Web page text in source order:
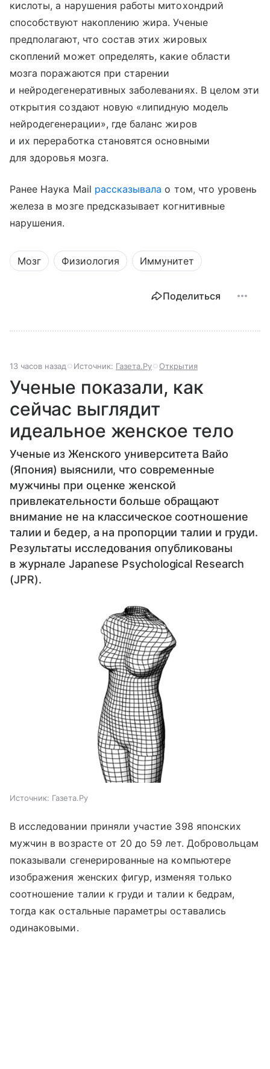
кислоты, а нарушения работы митохондрий
способствуют накоплению жира. Ученые
предполагают, что состав этих жировых
скоплений может определять, какие области
мозга поражаются при старении
и нейродегенеративных заболеваниях. В целом эти
открытия создают новую «липидную модель
нейродегенерации», где баланс жиров
и их переработка становятся основными
для здоровья мозга.
Ранее Наука Mail рассказывала о том, что уровень
железа в мозге предсказывает когнитивные
нарушения.
Мозг Физиология Иммунитет
Поделиться
13 часов назад Источник: Газета.Ру Открытия
Ученые показали, как
сейчас выглядит
идеальное женское тело
Ученые из Женского университета Вайо
(Япония) выяснили, что современные
мужчины при оценке женской
привлекательности больше обращают
внимание не на классическое соотношение
талии и бедер, а на пропорции талии и груди.
Результаты исследования опубликованы
в журнале Japanese Psychological Research
(JPR).
Источник: Газета.Ру
В исследовании приняли участие 398 японских
мужчин в возрасте от 20 до 59 лет. Добровольцам
показывали сгенерированные на компьютере
изображения женских фигур, изменяя только
соотношение талии к груди и талии к бедрам,
тогда как остальные параметры оставались
одинаковыми.